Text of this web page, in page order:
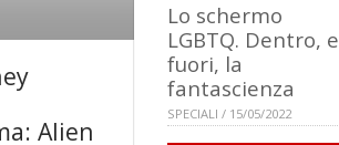
Alien
Lo schermo
LGBTQ. Dentro, e
fuori, la
fantascienza
SPECIALI / 15/05/2022